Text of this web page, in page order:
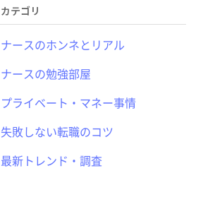
カテゴリ
ナースのホンネとリアル
ナースの勉強部屋
プライベート・マネー事情
失敗しない転職のコツ
最新トレンド・調査